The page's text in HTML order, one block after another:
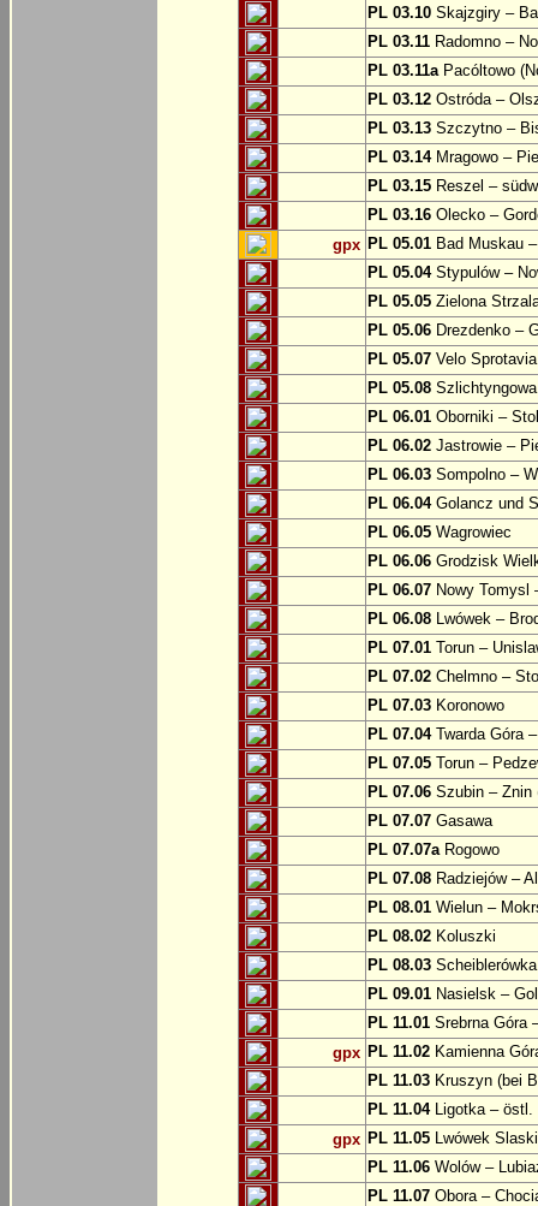
PL 03.10 Skajzgiry –
PL 03.11 Radomno –
PL 03.11aPacóltowo
PL 03.12 Ostróda –
PL 03.13 Szczytno –
PL 03.14Mragowo –
PL 03.15 Reszel –
PL 03.16 Olecko –
gpx PL 05.01 Bad Muskau
PL 05.04Stypulów –
PL 05.05 Zielona
PL 05.06 Drezdenko –
PL 05.07 Velo
PL 05.08 Szlichtyngowa
PL 06.01 Oborniki –
PL 06.02 Jastrowie –
PL 06.03 Sompolno –
PL 06.04Golancz und
PL 06.05 Wagrowiec
PL 06.06 Grodzisk
PL 06.07 Nowy Tomysl
PL 06.08 Lwówek –
PL 07.01 Torun –
PL 07.02 Chelmno –
PL 07.03 Koronowo
PL 07.04Twarda Góra
PL 07.05 Torun –
PL 07.06 Szubin – Znin
PL 07.07 Gasawa
PL 07.07aRogowo
PL 07.08 Radziejów –
PL 08.01 Wielun –
PL 08.02 Koluszki
PL 08.03
PL 09.01 Nasielsk –
PL 11.01 Srebrna Góra
gpx PL 11.02 Kamienna
PL 11.03 Kruszyn (bei
PL 11.04Ligotka – östl.
gpx PL 11.05 Lwówek
PL 11.06 Wolów –
PL 11.07 Obora –